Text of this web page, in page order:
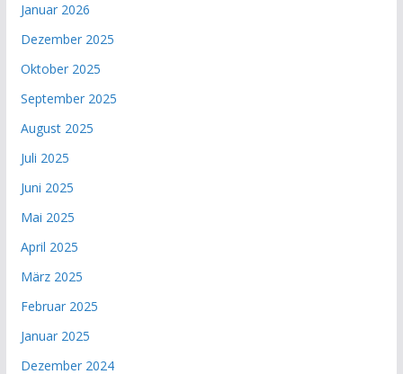
Januar 2026
Dezember 2025
Oktober 2025
September 2025
August 2025
Juli 2025
Juni 2025
Mai 2025
April 2025
März 2025
Februar 2025
Januar 2025
Dezember 2024